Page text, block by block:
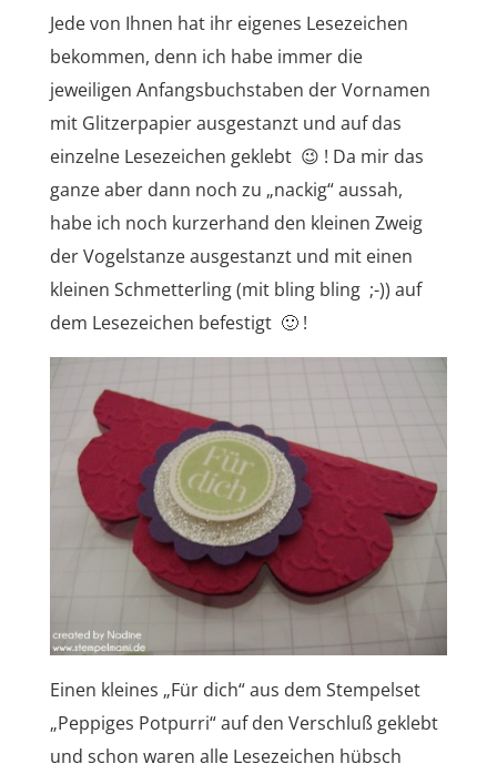
Jede von Ihnen hat ihr eigenes Lesezeichen
bekommen, denn ich habe immer die
jeweiligen Anfangsbuchstaben der Vornamen
mit Glitzerpapier ausgestanzt und auf das
einzelne Lesezeichen geklebt 😉 ! Da mir das
ganze aber dann noch zu „nackig“ aussah,
habe ich noch kurzerhand den kleinen Zweig
der Vogelstanze ausgestanzt und mit einen
kleinen Schmetterling (mit bling bling ;-)) auf
dem Lesezeichen befestigt 🙂 !
Einen kleines „Für dich“ aus dem Stempelset
„Peppiges Potpurri“ auf den Verschluß geklebt
und schon waren alle Lesezeichen hübsch